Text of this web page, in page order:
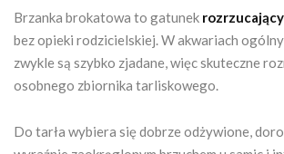
Brzanka brokatowa to gatunek
bez opieki rodzicielskiej. W akwariach
zwykle są szybko zjadane, więc skuteczne
osobnego zbiornika tarliskowego.
Do tarła wybiera się dobrze odżywione,